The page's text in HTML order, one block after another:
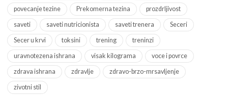
povecanje tezine Prekomerna tezina prozdrljivost
saveti saveti nutricionista saveti trenera Seceri
Secer u krvi toksini trening treninzi
uravnotezena ishrana visak kilograma voce i povrce
zdrava ishrana zdravlje zdravo-brzo-mrsavljenje
zivotni stil